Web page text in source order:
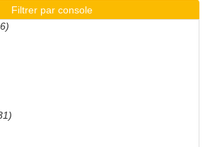
Filtrer par console